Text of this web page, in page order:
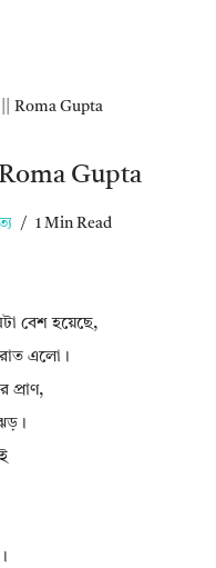
|| Roma Gupta
Roma Gupta
1 Min Read
বেশ হয়েছে,
রাত এলো।
প্রাণ,